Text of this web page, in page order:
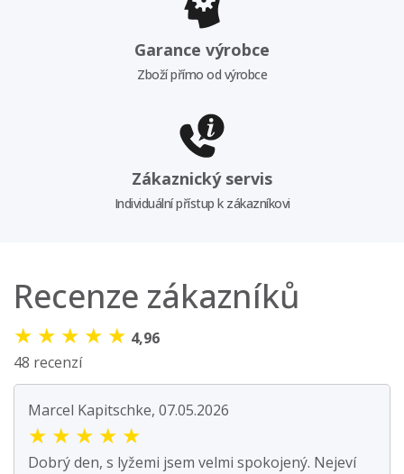
Garance výrobce
Zboží přímo od výrobce
Zákaznický servis
Individuální přístup k zákazníkovi
Recenze zákazníků
★ ★ ★ ★ ★ 4,96
48 recenzí
Marcel Kapitschke, 07.05.2026
★ ★ ★ ★ ★
Dobrý den, s lyžemi jsem velmi spokojený. Nejeví